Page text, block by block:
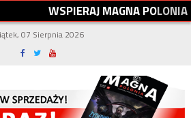
WSPIERAJMAGNAPOLONIA
07 Sierpnia 2026